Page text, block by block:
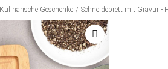
Kulinarische Geschenke Schneidebrett mit Gravur -